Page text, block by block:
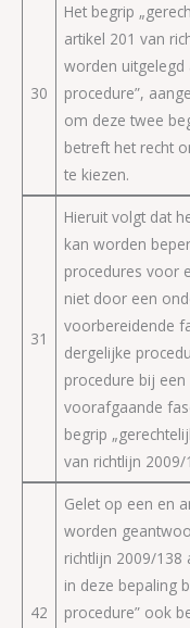
30
Het begrip
artikel 201 van
worden uitgelegd
procedure”,
om deze twee
betreft het recht
te kiezen.
31
Hieruit volgt dat
kan worden
procedures voor
niet door een
voorbereidende
dergelijke
procedure bij
voorafgaande
begrip
van richtlijn 2009/
42
Gelet op een en
worden
richtlijn 2009/138
in deze bepaling
procedure” ook